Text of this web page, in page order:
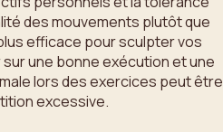
des mouvements plutôt que
efficace pour sculpter vos
une bonne exécution et une
lors des exercices peut être
excessive.